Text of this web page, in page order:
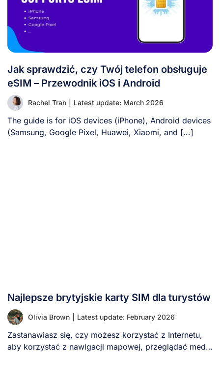
Jak sprawdzić, czy Twój telefon obsługuje
eSIM – Przewodnik iOS i Android
Rachel Tran Latest update: March 2026
The guide is for iOS devices (iPhone), Android devices
(Samsung, Google Pixel, Huawei, Xiaomi, and [...]
Najlepsze brytyjskie karty SIM dla turystów
Olivia Brown Latest update: February 2026
Zastanawiasz się, czy możesz korzystać z Internetu,
aby korzystać z nawigacji mapowej, przeglądać media